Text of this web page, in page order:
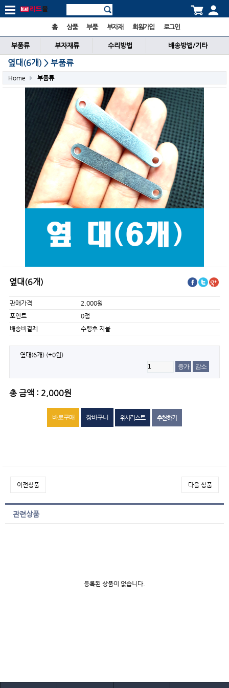
홈 상품 부품 부자재 회원가입 로그인
부품류 부자재류 수리방법 배송방법/기타
옆대(6개) > 부품류
Home 부품류
옆대(6개)
판매가격
2,000원
포인트
0점
배송비결제
수령후 지불
옆대(6개) (+0원)
증가
감소
총 금액 : 2,000원
위시리스트 추천하기
이전상품 다음 상품
관련상품
등록된 상품이 없습니다.